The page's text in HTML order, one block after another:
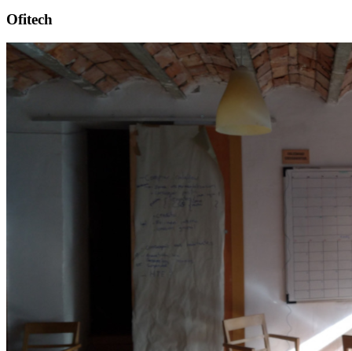
Ofitech